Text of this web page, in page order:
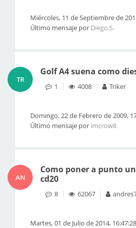
Miércoles, 11 de Septiembre de
Último mensaje por Diego.S.
TR
Golf A4 suena como
1 4008 Triker
Domingo, 22 de Febrero de 2009,
Último mensaje por imcrow8
AN
Como poner a punto
cd20
8 62067
Martes, 01 de Julio de 2014, 16:47:28